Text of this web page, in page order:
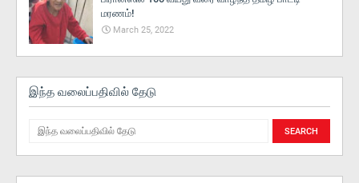
மரணம்!
March 25, 2022
இந்த வலைப்பதிவில் தேடு